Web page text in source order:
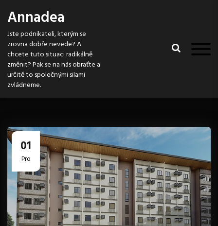
Annadea
Jste podnikateli, kterým se
zrovna dobře nevede? A
chcete tuto situaci radikálně
změnit? Pak se na nás obraťte a
určitě to společnými silami
zvládneme.
01
Pro